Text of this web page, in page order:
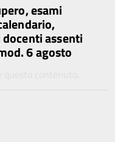
esami
assenti
6 agosto